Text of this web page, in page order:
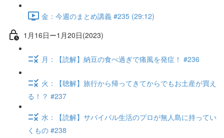
金：今週のまとめ講義 #235 (29:12)
1月16日ー1月20日(2023)
月：【読解】納豆の食べ過ぎで痛風を発症！ #236
火：【聴解】旅行から帰ってきてからでもお土産が買え
る！？ #237
水：【読解】サバイバル生活のプロが無人島に持ってい
くもの #238